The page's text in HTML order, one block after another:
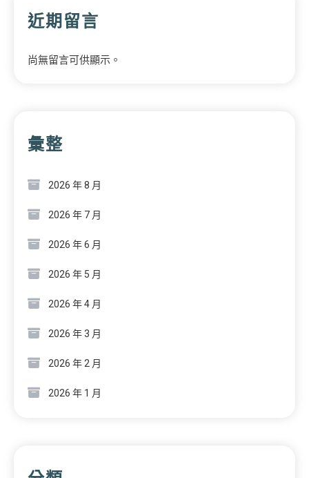
近期留言
尚無留言可供顯示。
彙整
2026 年 8 月
2026 年 7 月
2026 年 6 月
2026 年 5 月
2026 年 4 月
2026 年 3 月
2026 年 2 月
2026 年 1 月